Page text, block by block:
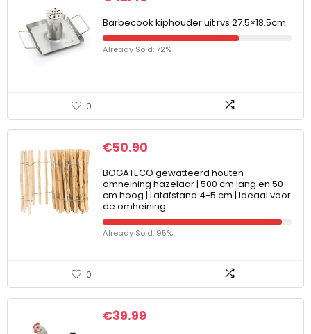
Barbecook kiphouder uit rvs 27.5×18.5cm
Already Sold: 72%
0
€50.90
BOGATECO gewatteerd houten
omheining hazelaar | 500 cm lang en 50
cm hoog | Latafstand 4-5 cm | Ideaal voor
de omheining…
Already Sold: 95%
0
€39.99